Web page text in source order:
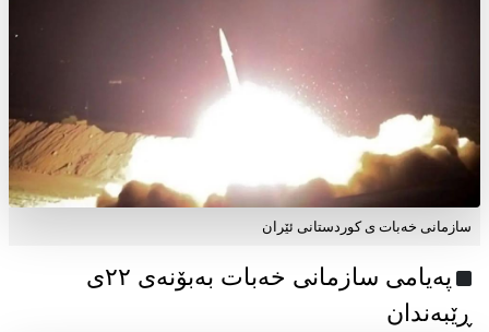
سازمانی خەبات ی کوردستانی ئێران
پەیامی سازمانی خەبات بەبۆنەی ۲۲ی
ڕێبەندان